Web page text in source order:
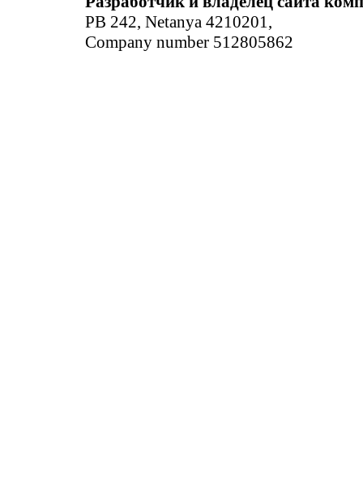
PB 242, Netanya 4210201,
Company number 512805862